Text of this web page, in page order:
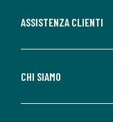
ASSISTENZA CLIENTI
CHI SIAMO